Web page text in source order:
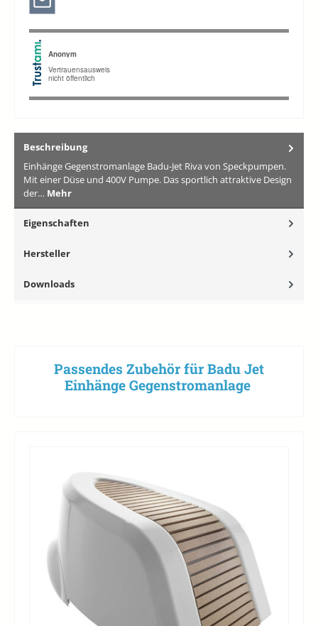
Beschreibung
Einhänge Gegenstromanlage Badu-Jet Riva von Speckpumpen.
Mit einer Düse und 400V Pumpe. Das sportlich attraktive Design
der… Mehr
Eigenschaften
Hersteller
Downloads
Passendes Zubehör für Badu Jet
Einhänge Gegenstromanlage